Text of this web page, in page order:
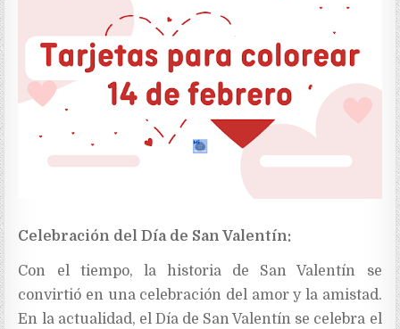
Celebración del Día de San Valentín:
Con el tiempo, la historia de San Valentín se
convirtió en una celebración del amor y la amistad.
En la actualidad, el Día de San Valentín se celebra el